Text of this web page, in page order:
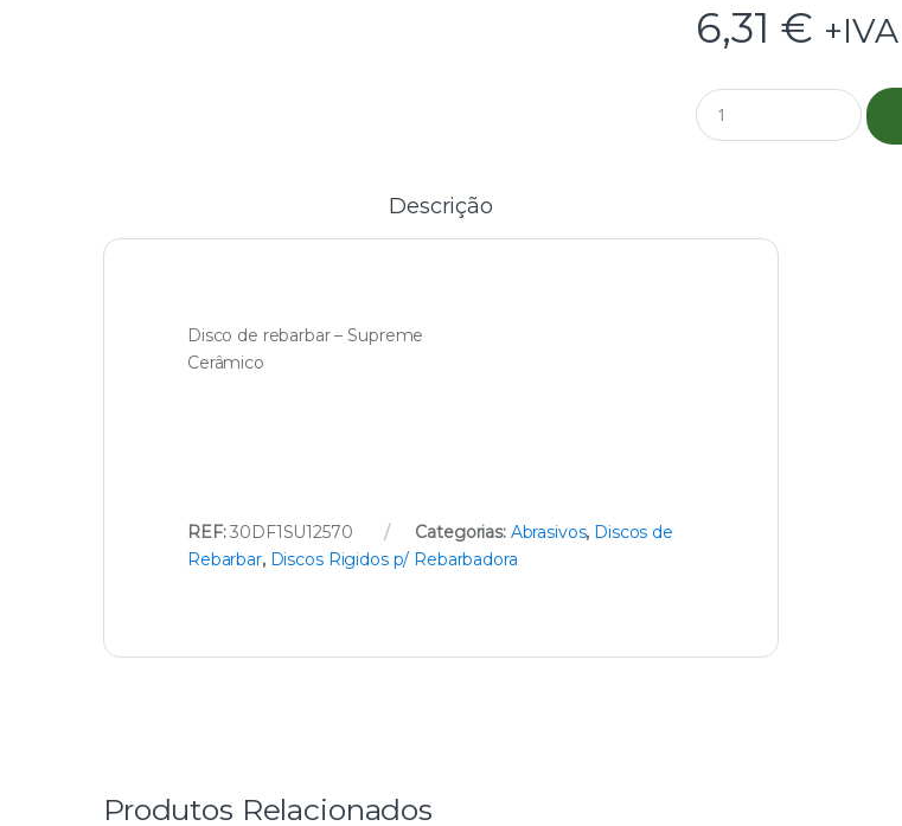
6,31 € +IVA
Q
u
Descrição
Disco de rebarbar – Supreme
Cerâmico
REF:30DF1SU12570 Categorias: Abrasivos, Discos de
Rebarbar, Discos Rigidos p/ Rebarbadora
Produtos Relacionados